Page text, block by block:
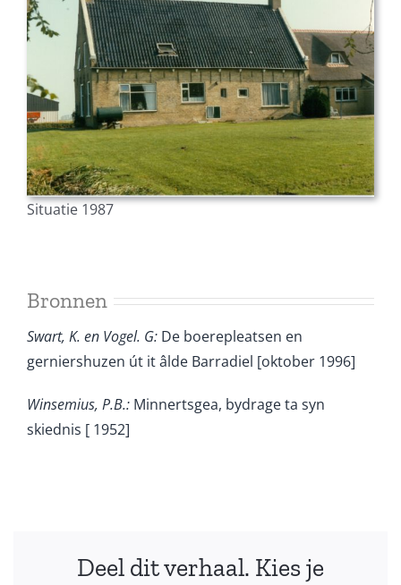
Situatie 1987
Bronnen
Swart, K. en Vogel. G:De boerepleatsen en
gerniershuzen út it âlde Barradiel [oktober 1996]
Winsemius, P.B.:Minnertsgea, bydrage ta syn
skiednis [ 1952]
Deel dit verhaal. Kies je